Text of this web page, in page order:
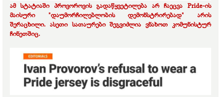
ამ სტატიაში პროვოროვის გადაწყვეტილება არ ჩაეცვა Pride-ის
მაისური "დაუმორჩილებლობის დემონსტრირებად" არის
შერაცხილი. ასეთი სათაურები შეგვიძლია ვნახოთ კომუნისტურ
ჩინეთშიც.